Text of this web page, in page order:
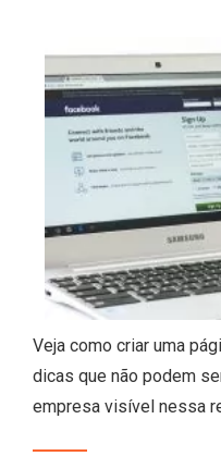
Veja como criar uma
dicas que não podem
empresa visível nessa